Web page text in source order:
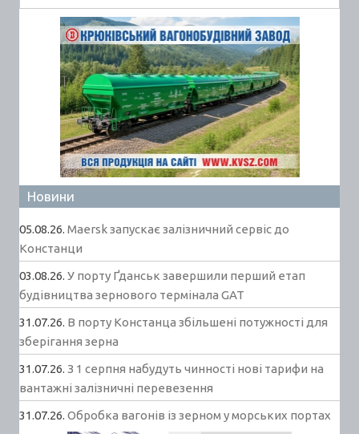
Новини
05.08.26. Maersk запускає залізничний сервіс до
Констанци
03.08.26. У порту Ґданськ завершили перший етап
будівництва зернового термінала GAT
31.07.26. В порту Констанца збільшені потужності для
зберігання зерна
31.07.26. З 1 серпня набудуть чинності нові тарифи на
вантажні залізничні перевезення
31.07.26. Обробка вагонів із зерном у морських портах